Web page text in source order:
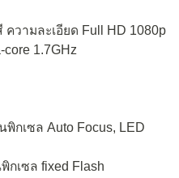
วามละเอียด Full HD 1080p
core 1.7GHz
พิกเซล Auto Focus, LED
กเซล fixed Flash